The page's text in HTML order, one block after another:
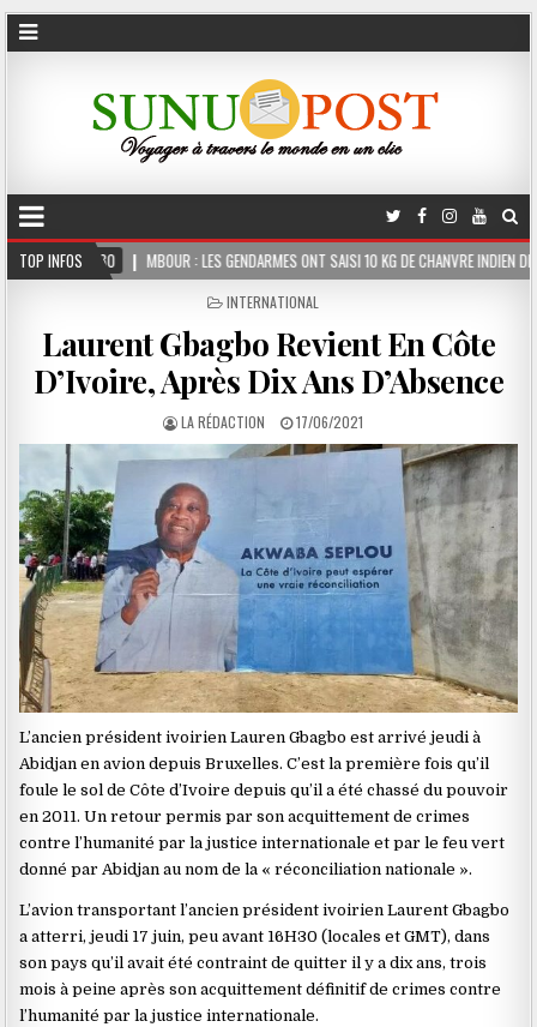
TOP INFOS
: LES GENDARMES ONT SAISI 10 KG DE CHANVRE INDIEN DISSIMULÉS DANS LE COFFRE
POSTED
INTERNATIONAL
Laurent Gbagbo Revient En Côte
D’Ivoire, Après Dix Ans D’Absence
LA RÉDACTION 17/06/2021
L’ancien président ivoirien Lauren Gbagbo est arrivé jeudi à
Abidjan en avion depuis Bruxelles. C’est la première fois qu’il
foule le sol de Côte d’Ivoire depuis qu’il a été chassé du pouvoir
en 2011. Un retour permis par son acquittement de crimes
contre l’humanité par la justice internationale et par le feu vert
donné par Abidjan au nom de la « réconciliation nationale ».
L’avion transportant l’ancien président ivoirien Laurent Gbagbo
a atterri, jeudi 17 juin, peu avant 16H30 (locales et GMT), dans
son pays qu’il avait été contraint de quitter il y a dix ans, trois
mois à peine après son acquittement définitif de crimes contre
l’humanité par la justice internationale.